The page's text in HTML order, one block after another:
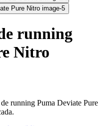
running
Nitro
running Puma Deviate Pure